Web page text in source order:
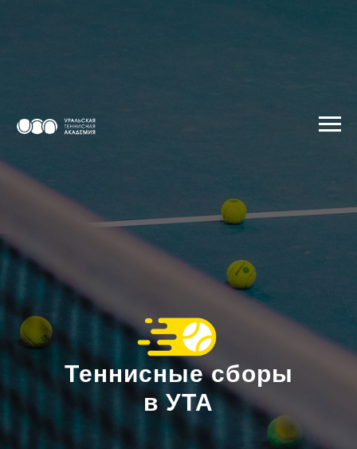
Теннисные сборы
в УТА